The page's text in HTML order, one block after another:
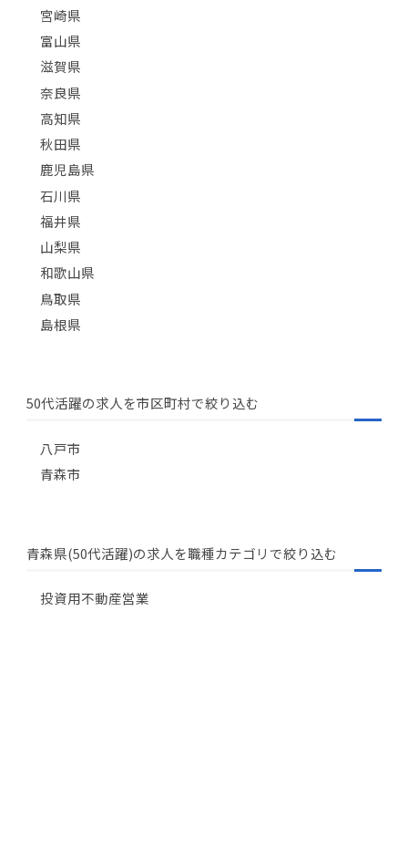
宮崎県
富山県
滋賀県
奈良県
高知県
秋田県
鹿児島県
石川県
福井県
山梨県
和歌山県
鳥取県
島根県
50代活躍の求人を市区町村で絞り込む
八戸市
青森市
青森県(50代活躍)の求人を職種カテゴリで絞り込む
投資用不動産営業